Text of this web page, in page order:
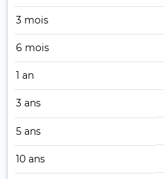
3 mois
6 mois
1 an
3 ans
5 ans
10 ans